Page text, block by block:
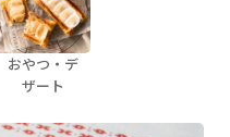
おやつ・デ
ザート